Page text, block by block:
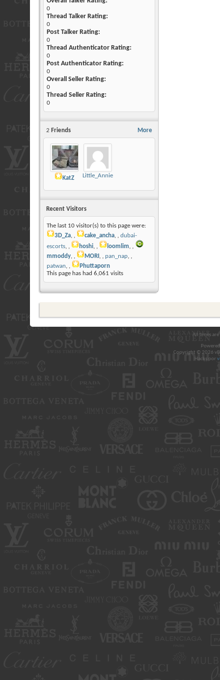
0
Thread Talker Rating:
0
Post Talker Rating:
0
Thread Authenticator Rating:
0
Post Authenticator Rating:
0
Overall Seller Rating:
0
Thread Seller Rating:
0
More
2 Friends
KatZ Little_Annie
Recent Visitors
The last 10 visitor(s) to this page were:
3D_Za, cake_ancha,
dubai-
escorts, hoshi, loomlim,
mmoddy, MORI , pan_nap,
patwan,
Phuttaporn
This page has had 6,061 visits
All times
Copyright © 2026
Hacks por